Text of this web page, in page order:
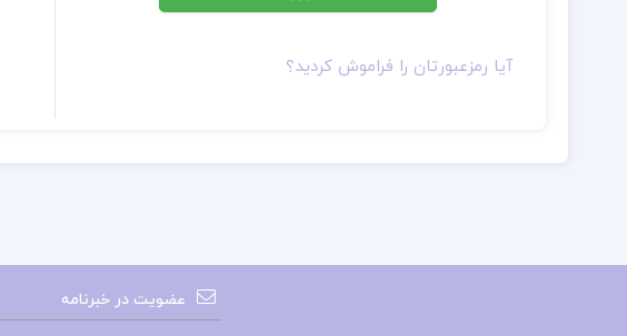
آیا رمزعبورتان را فراموش کردید؟
عضویت در خبرنامه